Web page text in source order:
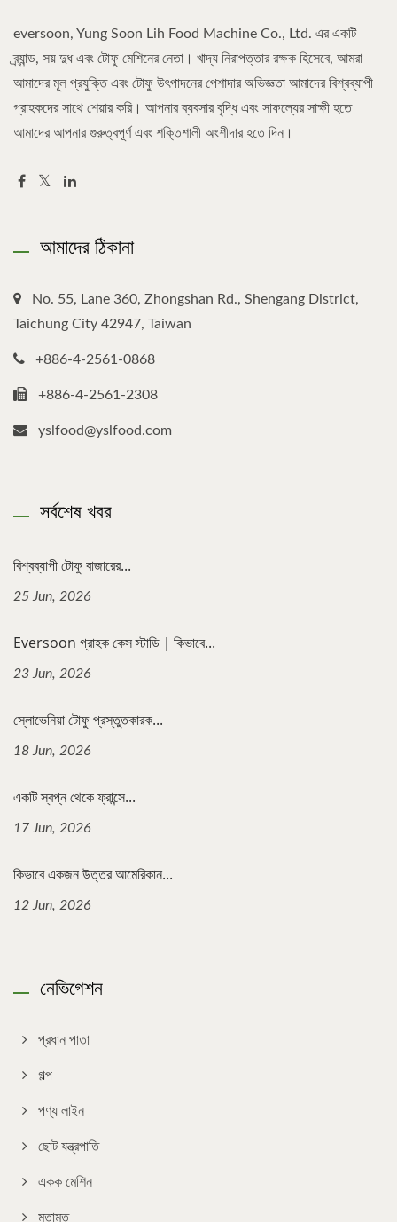
eversoon, Yung Soon Lih Food Machine Co., Ltd. এর একটি
ব্র্যান্ড, সয় দুধ এবং টোফু মেশিনের নেতা। খাদ্য নিরাপত্তার রক্ষক হিসেবে, আমরা
আমাদের মূল প্রযুক্তি এবং টোফু উৎপাদনের পেশাদার অভিজ্ঞতা আমাদের বিশ্বব্যাপী
গ্রাহকদের সাথে শেয়ার করি। আপনার ব্যবসার বৃদ্ধি এবং সাফল্যের সাক্ষী হতে
আমাদের আপনার গুরুত্বপূর্ণ এবং শক্তিশালী অংশীদার হতে দিন।
আমাদের ঠিকানা
No. 55, Lane 360, Zhongshan Rd., Shengang District,
Taichung City 42947, Taiwan
+886-4-2561-0868
+886-4-2561-2308
yslfood@yslfood.com
সর্বশেষ খবর
বিশ্বব্যাপী টোফু বাজারের...
25 Jun, 2026
Eversoon গ্রাহক কেস স্টাডি｜কিভাবে...
23 Jun, 2026
স্লোভেনিয়া টোফু প্রস্তুতকারক...
18 Jun, 2026
একটি স্বপ্ন থেকে ফ্রান্সে...
17 Jun, 2026
কিভাবে একজন উত্তর আমেরিকান...
12 Jun, 2026
নেভিগেশন
প্রধান পাতা
গল্প
পণ্য লাইন
ছোট যন্ত্রপাতি
একক মেশিন
মতামত